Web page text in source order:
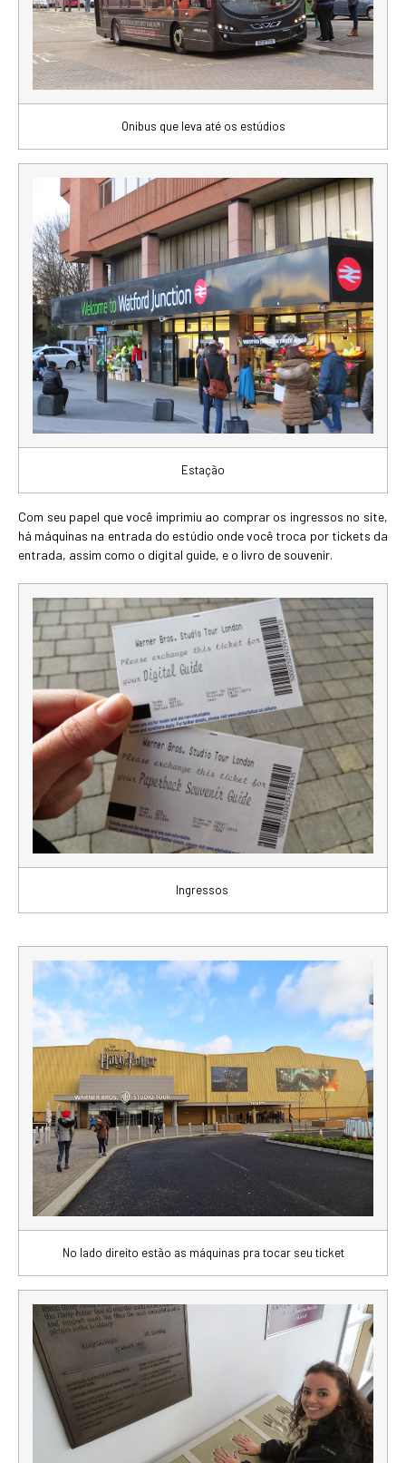
Onibus que leva até os estúdios
Estação
Com seu papel que você imprimiu ao comprar os ingressos no site,
há máquinas na entrada do estúdio onde você troca por tickets da
entrada, assim como o digital guide, e o livro de souvenir.
Ingressos
No lado direito estão as máquinas pra tocar seu ticket